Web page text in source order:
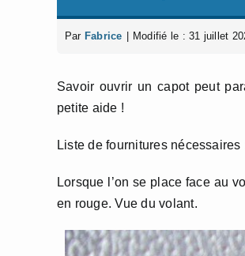
Par Fabrice Modifié le : 31 juillet
Savoir ouvrir un capot peut
petite aide !
Liste de fournitures
Lorsque l’on se place face au
en rouge. Vue du volant.